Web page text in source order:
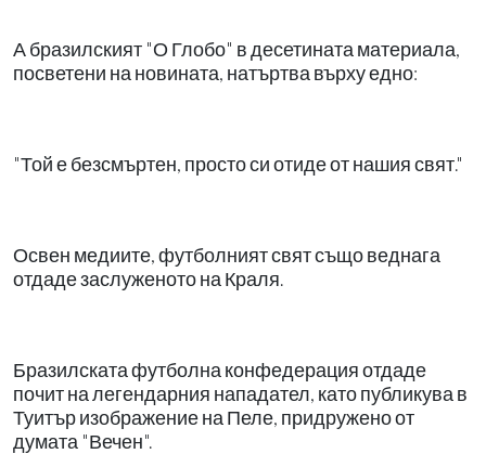
А бразилският "О Глобо" в десетината материала,
посветени на новината, натъртва върху едно:
"Той е безсмъртен, просто си отиде от нашия свят."
Освен медиите, футболният свят също веднага
отдаде заслуженото на Краля.
Бразилската футболна конфедерация отдаде
почит на легендарния нападател, като публикува в
Туитър изображение на Пеле, придружено от
думата "Вечен".